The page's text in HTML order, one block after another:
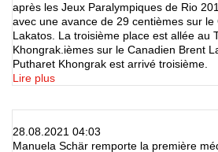
après les Jeux Paralympiques de Rio
avec une avance de 29 centièmes sur le
Lakatos. La troisième place est allée au
Khongrak.ièmes sur le Canadien Brent
Putharet Khongrak est arrivé troisième.
Lire plus
28.08.2021 04:03
Manuela Schär remporte la première